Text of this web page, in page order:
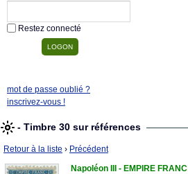
Restez connecté
mot de passe oublié ?
inscrivez-vous !
- Timbre 30 sur références
Retour à la liste › Précédent
Napoléon III - EMPIRE FRANC